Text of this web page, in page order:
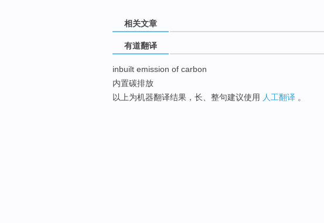
相关文章
有道翻译
inbuilt emission of carbon
内置碳排放
以上为机器翻译结果，长、整句建议使用 人工翻译 。